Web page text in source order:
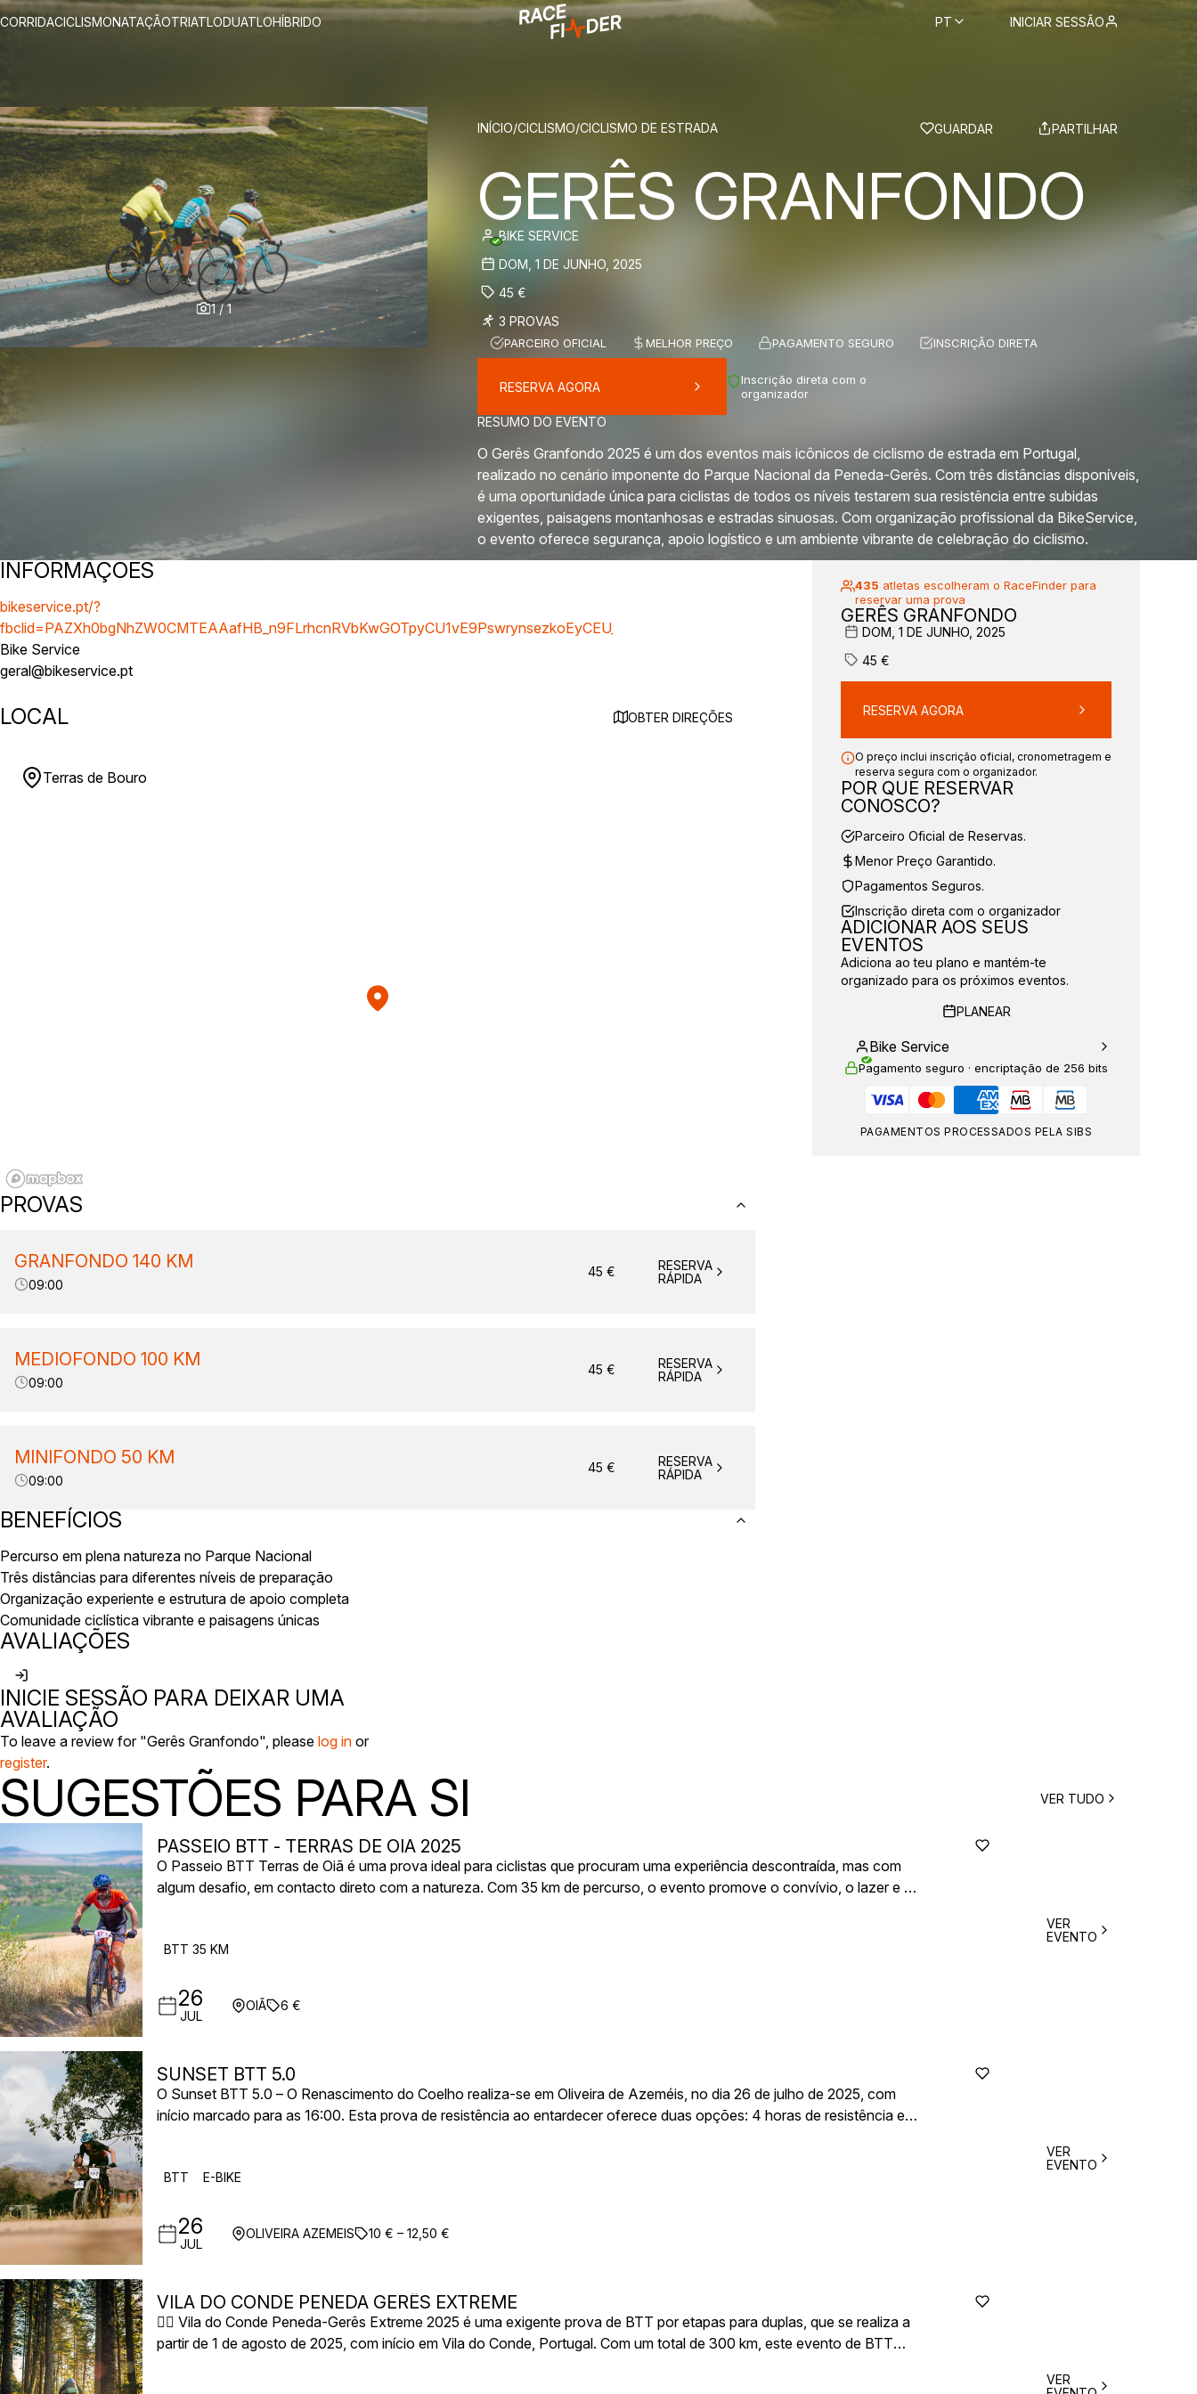
CORRIDACICLISMONATAÇÃOTRIATLODUATLOHÍBRIDO PT INICIAR SESSÃO
1/ 1
BREADCRUMBS
INÍCIO/CICLISMO/CICLISMO DE ESTRADA GUARDAR PARTILHAR
GERÊS GRANFONDO
BIKE SERVICE
DOM, 1 DE JUNHO, 2025
45 €
3 PROVAS
PARCEIRO OFICIAL MELHOR PREÇO PAGAMENTO SEGURO INSCRIÇÃO DIRETA
RESERVA AGORA
Inscrição direta com o
organizador
RESUMO DO EVENTO
O Gerês Granfondo 2025 é um dos eventos mais icônicos de ciclismo de estrada em Portugal,
realizado no cenário imponente do Parque Nacional da Peneda-Gerês. Com três distâncias disponíveis,
é uma oportunidade única para ciclistas de todos os níveis testarem sua resistência entre subidas
exigentes, paisagens montanhosas e estradas sinuosas. Com organização profissional da BikeService,
o evento oferece segurança, apoio logístico e um ambiente vibrante de celebração do ciclismo.
INFORMAÇÕES
bikeservice.pt/?
fbclid=PAZXh0bgNhZW0CMTEAAafHB_n9FLrhcnRVbKwGOTpyCU1vE9PswrynsezkoEyCEU_JXOoYn2lZBU4VTw_aem_Ltb2EYXctuPJDAuAkFHbbg
Bike Service
geral@bikeservice.pt
LOCAL OBTER DIREÇÕES
Terras de Bouro
PROVAS
GRANFONDO 140 KM
09:00
45 €
RESERVA
RÁPIDA
MEDIOFONDO 100 KM
09:00
45 €
RESERVA
RÁPIDA
MINIFONDO 50 KM
09:00
45 €
RESERVA
RÁPIDA
BENEFÍCIOS
Percurso em plena natureza no Parque Nacional
Três distâncias para diferentes níveis de preparação
Organização experiente e estrutura de apoio completa
Comunidade ciclística vibrante e paisagens únicas
AVALIAÇÕES
INICIE SESSÃO PARA DEIXAR UMA
AVALIAÇÃO
To leave a review for "Gerês Granfondo", please log in or
register.
435 atletas escolheram o RaceFinder para
reservar uma prova
GERÊS GRANFONDO
DOM, 1 DE JUNHO, 2025
45 €
RESERVA AGORA
O preço inclui inscrição oficial, cronometragem e
reserva segura com o organizador.
POR QUE RESERVAR
CONOSCO?
Parceiro Oficial de Reservas.
Menor Preço Garantido.
Pagamentos Seguros.
Inscrição direta com o organizador
ADICIONAR AOS SEUS
EVENTOS
Adiciona ao teu plano e mantém-te
organizado para os próximos eventos.
PLANEAR
Bike Service
Pagamento seguro · encriptação de 256 bits
PAGAMENTOS PROCESSADOS PELA SIBS
SUGESTÕES PARA SI VER TUDO
PASSEIO BTT - TERRAS DE OIÃ 2025
O Passeio BTT Terras de Oiã é uma prova ideal para ciclistas que procuram uma experiência descontraída, mas com
algum desafio, em contacto direto com a natureza. Com 35 km de percurso, o evento promove o convívio, o lazer e a
BTT 35 KM
26
JUL
OIÃ 6 €
VER
EVENTO
SUNSET BTT 5.0
O Sunset BTT 5.0 – O Renascimento do Coelho realiza-se em Oliveira de Azeméis, no dia 26 de julho de 2025, com
início marcado para as 16:00. Esta prova de resistência ao entardecer oferece duas opções: 4 horas de resistência em
BTT E-BIKE
26
JUL
OLIVEIRA AZEMEIS 10 € – 12,50 €
VER
EVENTO
VILA DO CONDE PENEDA GERÊS EXTREME
🚵‍♂️ Vila do Conde Peneda-Gerês Extreme 2025 é uma exigente prova de BTT por etapas para duplas, que se realiza a
partir de 1 de agosto de 2025, com início em Vila do Conde, Portugal. Com um total de 300 km, este evento de BTT
VER